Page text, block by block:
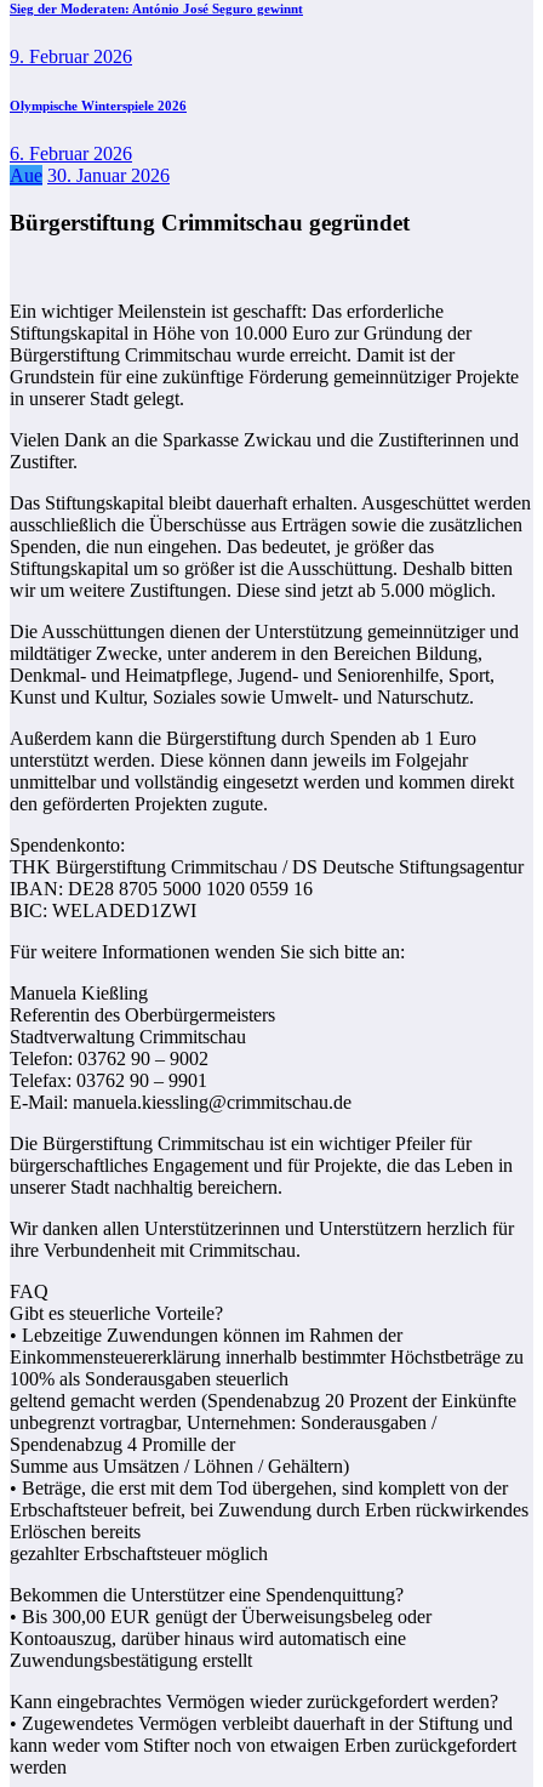
Sieg der Moderaten: António José Seguro gewinnt
9. Februar 2026
Olympische Winterspiele 2026
6. Februar 2026
Aue 30. Januar 2026
Bürgerstiftung Crimmitschau gegründet
Ein wichtiger Meilenstein ist geschafft: Das erforderliche
Stiftungskapital in Höhe von 10.000 Euro zur Gründung der
Bürgerstiftung Crimmitschau wurde erreicht. Damit ist der
Grundstein für eine zukünftige Förderung gemeinnütziger Projekte
in unserer Stadt gelegt.
Vielen Dank an die Sparkasse Zwickau und die Zustifterinnen und
Zustifter.
Das Stiftungskapital bleibt dauerhaft erhalten. Ausgeschüttet werden
ausschließlich die Überschüsse aus Erträgen sowie die zusätzlichen
Spenden, die nun eingehen. Das bedeutet, je größer das
Stiftungskapital um so größer ist die Ausschüttung. Deshalb bitten
wir um weitere Zustiftungen. Diese sind jetzt ab 5.000 möglich.
Die Ausschüttungen dienen der Unterstützung gemeinnütziger und
mildtätiger Zwecke, unter anderem in den Bereichen Bildung,
Denkmal- und Heimatpflege, Jugend- und Seniorenhilfe, Sport,
Kunst und Kultur, Soziales sowie Umwelt- und Naturschutz.
Außerdem kann die Bürgerstiftung durch Spenden ab 1 Euro
unterstützt werden. Diese können dann jeweils im Folgejahr
unmittelbar und vollständig eingesetzt werden und kommen direkt
den geförderten Projekten zugute.
Spendenkonto:
THK Bürgerstiftung Crimmitschau / DS Deutsche Stiftungsagentur
IBAN: DE28 8705 5000 1020 0559 16
BIC: WELADED1ZWI
Für weitere Informationen wenden Sie sich bitte an:
Manuela Kießling
Referentin des Oberbürgermeisters
Stadtverwaltung Crimmitschau
Telefon: 03762 90 – 9002
Telefax: 03762 90 – 9901
E-Mail: manuela.kiessling@crimmitschau.de
Die Bürgerstiftung Crimmitschau ist ein wichtiger Pfeiler für
bürgerschaftliches Engagement und für Projekte, die das Leben in
unserer Stadt nachhaltig bereichern.
Wir danken allen Unterstützerinnen und Unterstützern herzlich für
ihre Verbundenheit mit Crimmitschau.
FAQ
Gibt es steuerliche Vorteile?
• Lebzeitige Zuwendungen können im Rahmen der
Einkommensteuererklärung innerhalb bestimmter Höchstbeträge zu
100% als Sonderausgaben steuerlich
geltend gemacht werden (Spendenabzug 20 Prozent der Einkünfte
unbegrenzt vortragbar, Unternehmen: Sonderausgaben /
Spendenabzug 4 Promille der
Summe aus Umsätzen / Löhnen / Gehältern)
• Beträge, die erst mit dem Tod übergehen, sind komplett von der
Erbschaftsteuer befreit, bei Zuwendung durch Erben rückwirkendes
Erlöschen bereits
gezahlter Erbschaftsteuer möglich
Bekommen die Unterstützer eine Spendenquittung?
• Bis 300,00 EUR genügt der Überweisungsbeleg oder
Kontoauszug, darüber hinaus wird automatisch eine
Zuwendungsbestätigung erstellt
Kann eingebrachtes Vermögen wieder zurückgefordert werden?
• Zugewendetes Vermögen verbleibt dauerhaft in der Stiftung und
kann weder vom Stifter noch von etwaigen Erben zurückgefordert
werden